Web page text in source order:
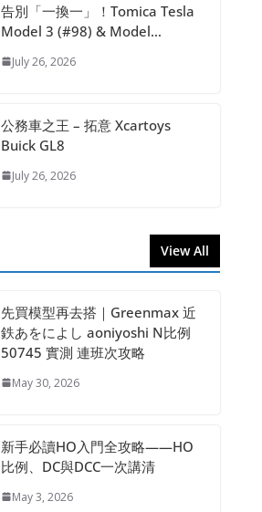
告別「一換一」！Tomica Tesla
Model 3 (#98) & Model…
July 26, 2026
公務車之王 – 拓意 Xcartoys
Buick GL8
July 26, 2026
View All
先買模型再去搭｜Greenmax 近
鉄あをによし aoniyoshi N比例
50745 實測 連班次攻略
May 30, 2026
新手必讀HO入門全攻略——HO
比例、DC與DCC一次講清
May 3, 2026